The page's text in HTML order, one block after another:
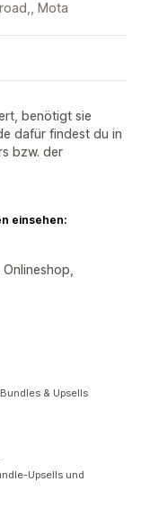
Mota
benötigt sie
dafür findest du in
bzw. der
einsehen:
& Upsells
Upsells und